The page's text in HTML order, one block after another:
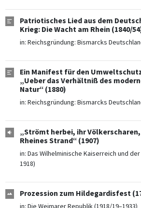
Patriotisches Lied aus dem
Krieg: Die Wacht am Rhein (1840/
in: Reichsgründung: Bismarcks
Ein Manifest für den
„Ueber das Verhältniß des
Natur“ (1880)
in: Reichsgründung: Bismarcks
„Strömt herbei, ihr
Rheines Strand“ (1907)
in: Das Wilhelminische Kaiserreich und
1918)
Prozession zum Hildegardisfest
in: Die Weimarer Republik (1918/19–1933)